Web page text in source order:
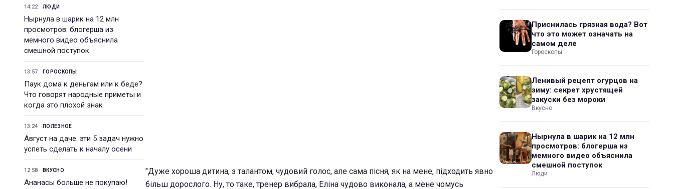
14:22 ЛЮДИ
Нырнула в шарик на 12 млн
просмотров: блогерша из
мемного видео объяснила
смешной поступок
13:57 ГОРОСКОПЫ
Паук дома к деньгам или к беде?
Что говорят народные приметы и
когда это плохой знак
13:24 ПОЛЕЗНОЕ
Август на даче: эти 5 задач нужно
успеть сделать к началу осени
12:58 ВКУСНО
Ананасы больше не покупаю!
"Дуже хороша дитина, з талантом, чудовий голос, але сама пісня, як на мене, підходить явно
більш дорослого. Ну, то таке, тренер вибрала, Еліна чудово виконала, а мене чомусь
Приснилась грязная вода? Вот
что это может означать на
самом деле
Гороскопы
Ленивый рецепт огурцов на
зиму: секрет хрустящей
закуски без мороки
Вкусно
Нырнула в шарик на 12 млн
просмотров: блогерша из
мемного видео объяснила
смешной поступок
Люди